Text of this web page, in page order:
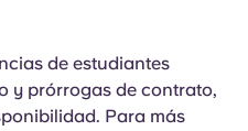
de estudiantes
y prórrogas de contrato,
Para más